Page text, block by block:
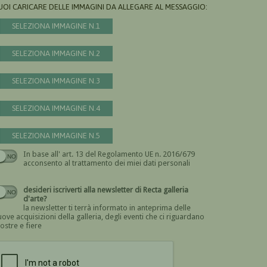
CARICARE DELLE IMMAGINI DA ALLEGARE AL MESSAGGIO:
SELEZIONA IMMAGINE N.1
SELEZIONA IMMAGINE N.2
SELEZIONA IMMAGINE N.3
SELEZIONA IMMAGINE N.4
SELEZIONA IMMAGINE N.5
In base all' art. 13 del Regolamento UE n. 2016/679
acconsento al trattamento dei miei dati personali
Devi dare il consenso
desideri iscriverti alla newsletter di Recta galleria
d'arte?
la newsletter ti terrà informato in anteprima delle
acquisizioni della galleria, degli eventi che ci riguardano
e fiere